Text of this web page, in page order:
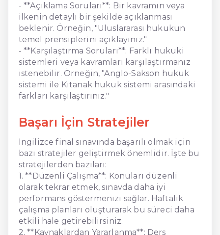
- **Açıklama Soruları**: Bir kavramın veya
ilkenin detaylı bir şekilde açıklanması
beklenir. Örneğin, "Uluslararası hukukun
temel prensiplerini açıklayınız."
- **Karşılaştırma Soruları**: Farklı hukuki
sistemleri veya kavramları karşılaştırmanız
istenebilir. Örneğin, "Anglo-Sakson hukuk
sistemi ile Kıtanak hukuk sistemi arasındaki
farkları karşılaştırınız."
Başarı İçin Stratejiler
İngilizce final sınavında başarılı olmak için
bazı stratejiler geliştirmek önemlidir. İşte bu
stratejilerden bazıları:
1. **Düzenli Çalışma**: Konuları düzenli
olarak tekrar etmek, sınavda daha iyi
performans göstermenizi sağlar. Haftalık
çalışma planları oluşturarak bu süreci daha
etkili hale getirebilirsiniz.
2. **Kaynaklardan Yararlanma**: Ders